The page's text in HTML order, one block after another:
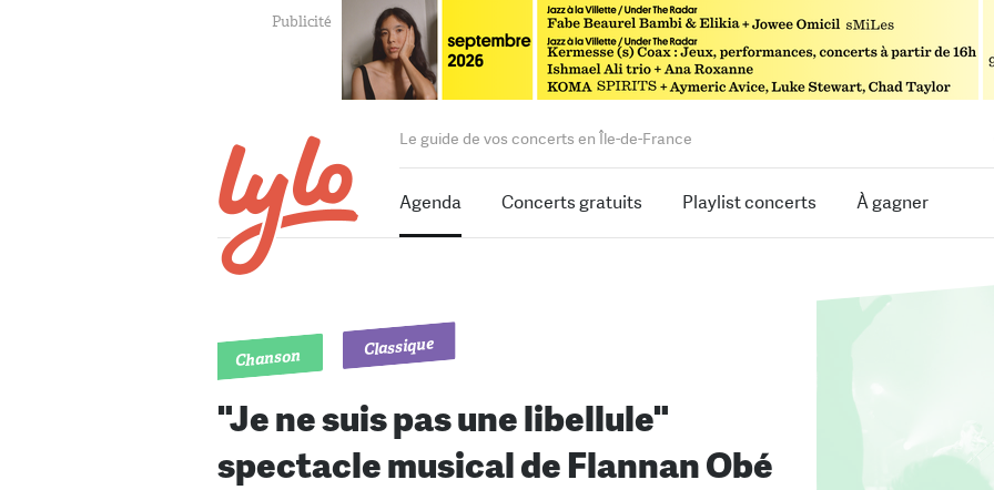
Le guide de vos concerts en Île-de-France
Agenda Concerts gratuits Playlist concerts À gagner
Chanson Classique
"Je ne suis pas une libellule"
spectacle musical de Flannan Obé